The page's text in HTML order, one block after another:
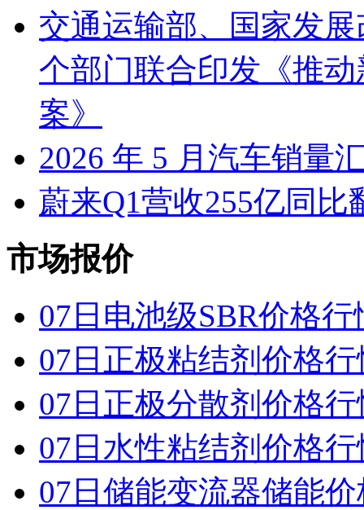
交通运输部、国家发
个部门联合印发《推
案》
2026 年 5 月汽车销量
蔚来Q1营收255亿同
市场报价
07日电池级SBR价格行
07日正极粘结剂价格行
07日正极分散剂价格行
07日水性粘结剂价格行
07日储能变流器储能